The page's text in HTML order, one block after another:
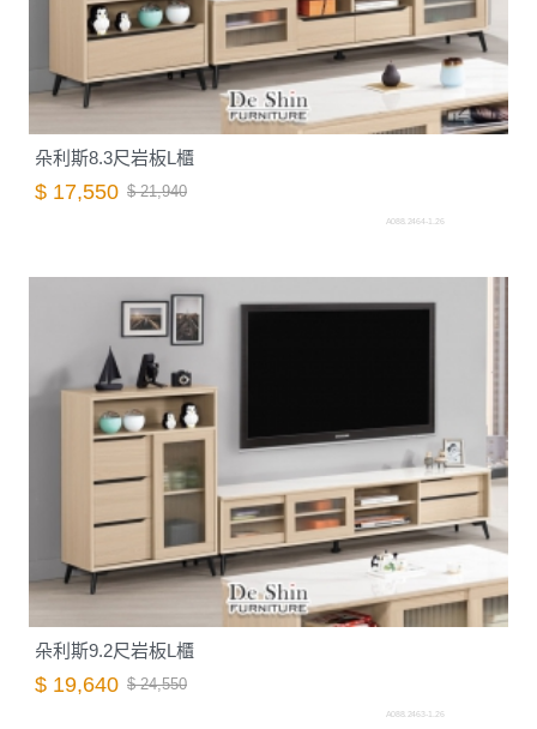
朵利斯8.3尺岩板L櫃
$ 17,550 $ 21,940
A088.2464-1.26
朵利斯9.2尺岩板L櫃
$ 19,640 $ 24,550
A088.2463-1.26